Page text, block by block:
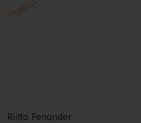
Riitta Fenander